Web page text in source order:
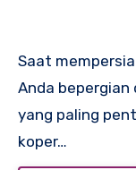
untuk
Saat mempersiapkan perjalanan, terutama jika
Anda
yang paling
koper…